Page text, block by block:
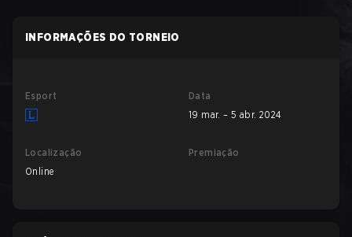
INFORMAÇÕES DO TORNEIO
Esport
Data
19 mar. – 5 abr. 2024
Localização
Online
Premiação